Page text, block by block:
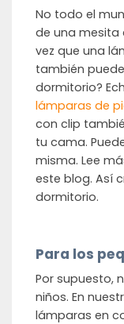
No todo el
de una mesita
vez que una
también
dormitorio?
lámparas de
con clip
tu cama.
misma. Lee
este blog. Así
dormitorio.
Para los
Por supuesto,
niños. En
lámparas en